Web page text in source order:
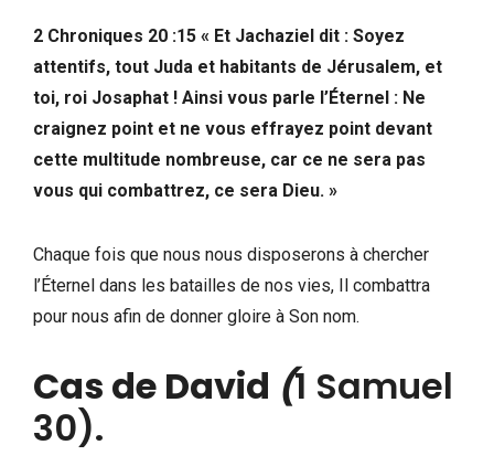
2 Chroniques 20 :15 « Et Jachaziel dit : Soyez
attentifs, tout Juda et habitants de Jérusalem, et
toi, roi Josaphat ! Ainsi vous parle l’Éternel : Ne
craignez point et ne vous effrayez point devant
cette multitude nombreuse, car ce ne sera pas
vous qui combattrez, ce sera Dieu. »
Chaque fois que nous nous disposerons à chercher
l’Éternel dans les batailles de nos vies, Il combattra
pour nous afin de donner gloire à Son nom.
Cas de David (1 Samuel
30).